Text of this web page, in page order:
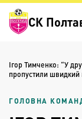
СК
Ігор Тимченко: “У
пропустили швидкий
ГОЛОВНА